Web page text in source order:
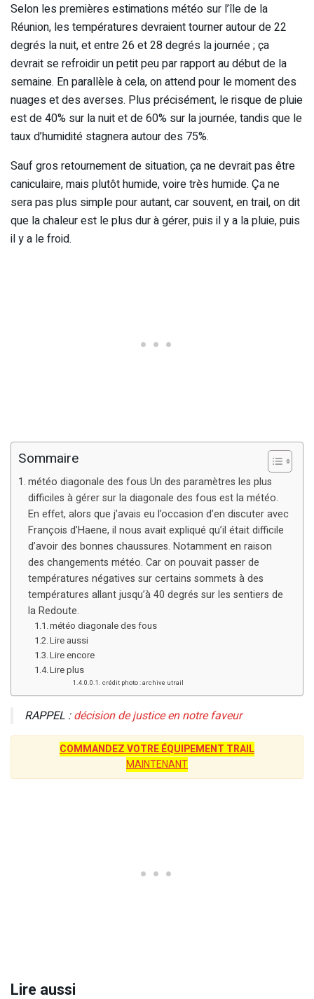
Selon les premières estimations météo sur l’île de la
Réunion, les températures devraient tourner autour de 22
degrés la nuit, et entre 26 et 28 degrés la journée ; ça
devrait se refroidir un petit peu par rapport au début de la
semaine. En parallèle à cela, on attend pour le moment des
nuages et des averses. Plus précisément, le risque de pluie
est de 40% sur la nuit et de 60% sur la journée, tandis que le
taux d’humidité stagnera autour des 75%.
Sauf gros retournement de situation, ça ne devrait pas être
caniculaire, mais plutôt humide, voire très humide. Ça ne
sera pas plus simple pour autant, car souvent, en trail, on dit
que la chaleur est le plus dur à gérer, puis il y a la pluie, puis
il y a le froid.
Sommaire
météo diagonale des fous Un des paramètres les plus
difficiles à gérer sur la diagonale des fous est la météo.
En effet, alors que j’avais eu l’occasion d’en discuter avec
François d’Haene, il nous avait expliqué qu’il était difficile
d’avoir des bonnes chaussures. Notamment en raison
des changements météo. Car on pouvait passer de
températures négatives sur certains sommets à des
températures allant jusqu’à 40 degrés sur les sentiers de
la Redoute.
météo diagonale des fous
Lire aussi
Lire encore
Lire plus
crédit photo : archive utrail
RAPPEL :décision de justice en notre faveur
COMMANDEZ VOTRE ÉQUIPEMENT TRAIL
MAINTENANT
Lire aussi